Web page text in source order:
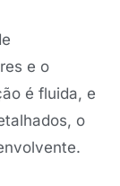
e o
é fluida, e
o